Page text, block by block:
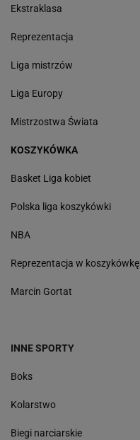
Ekstraklasa
Reprezentacja
Liga mistrzów
Liga Europy
Mistrzostwa Świata
KOSZYKÓWKA
Basket Liga kobiet
Polska liga koszykówki
NBA
Reprezentacja w koszykówkę
Marcin Gortat
INNE SPORTY
Boks
Kolarstwo
Biegi narciarskie